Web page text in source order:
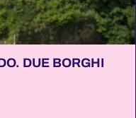
DUE BORGHI